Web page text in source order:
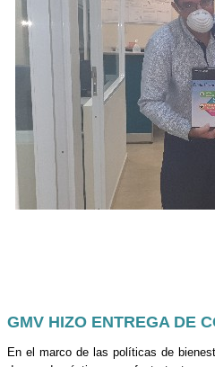
GMV HIZO ENTREGA DE
En el marco de las políticas de